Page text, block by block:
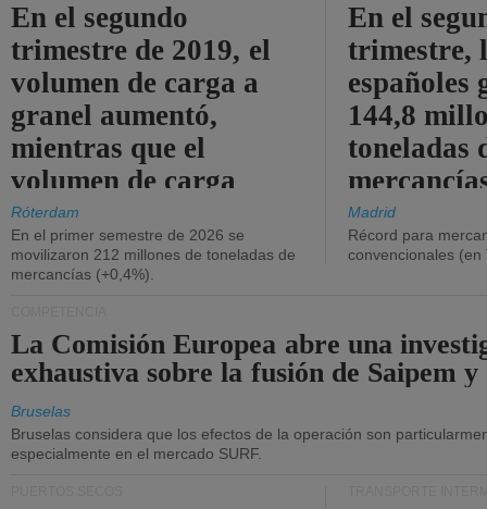
En el segundo
trimestre de 2019, el
volumen de carga a
granel aumentó,
mientras que el
volumen de carga
general disminuyó.
Róterdam
En el primer semestre de 2026 se
movilizaron 212 millones de toneladas de
mercancías (+0,4%).
En el
trimestre,
españoles
144,8
toneladas
Madrid
Récord para
convencionales (en
La Comisión Europea abre una
exhaustiva sobre la fusión de Saipem y
Bruselas
Bruselas considera que los efectos de la operación son
especialmente en el mercado SURF.